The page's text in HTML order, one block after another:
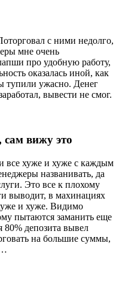
с ними недолго,
мне очень
про удобную работу,
оказалась иной, как
тупили ужасно. Денег
вывести не смог.
сам вижу это
все хуже и хуже с каждым
названивать, да
Это все к плохому
выводит, в махинациях
и хуже. Видимо
пытаются заманить еще
депозита вывел
на большие суммы,